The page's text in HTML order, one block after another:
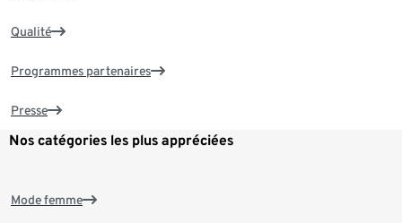
Qualité
Programmes partenaires
Presse
Nos catégories les plus appréciées
Mode femme